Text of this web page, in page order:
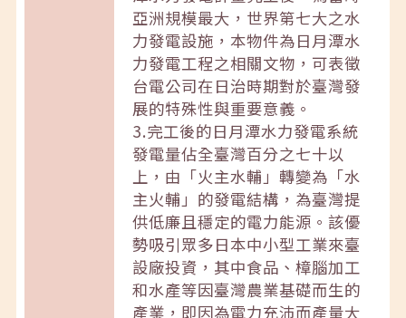
亞洲規模最大，世界第七大之水
力發電設施，本物件為日月潭水
力發電工程之相關文物，可表徵
台電公司在日治時期對於臺灣發
展的特殊性與重要意義。
3.完工後的日月潭水力發電系統
發電量佔全臺灣百分之七十以
上，由「火主水輔」轉變為「水
主火輔」的發電結構，為臺灣提
供低廉且穩定的電力能源。該優
勢吸引眾多日本中小型工業來臺
設廠投資，其中食品、樟腦加工
和水產等因臺灣農業基礎而生的
產業，即因為電力充沛而產量大